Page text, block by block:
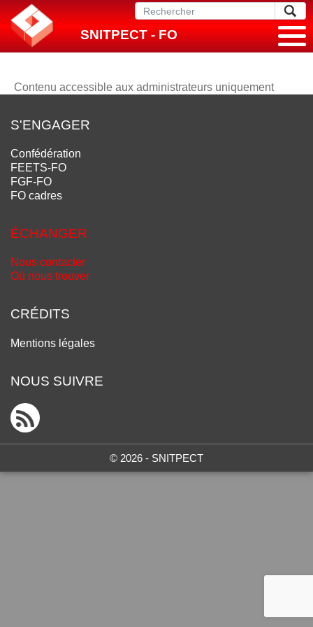
SNITPECT - FO
Contenu accessible aux administrateurs uniquement
S'ENGAGER
Confédération
FEETS-FO
FGF-FO
FO cadres
ÉCHANGER
Nous contacter
Où nous trouver
CRÉDITS
Mentions légales
NOUS SUIVRE
© 2026 - SNITPECT